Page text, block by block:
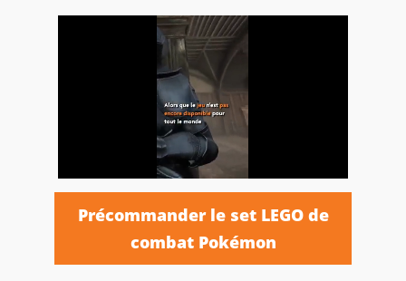
Précommander le set LEGO de
combat Pokémon